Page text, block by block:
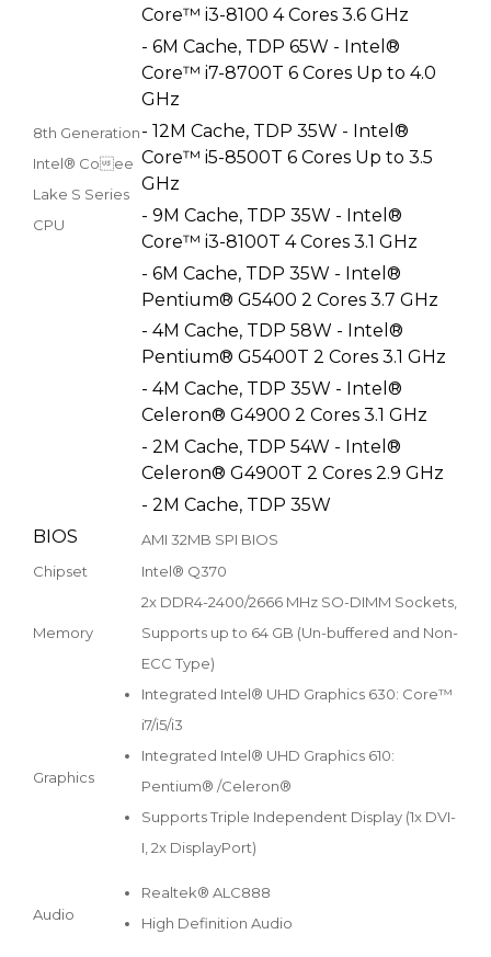
8th Generation
Intel® Coee
Lake S Series
CPU
Core™ i3-8100 4 Cores 3.6 GHz
- 6M Cache, TDP 65W - Intel®
Core™ i7-8700T 6 Cores Up to 4.0
GHz
- 12M Cache, TDP 35W - Intel®
Core™ i5-8500T 6 Cores Up to 3.5
GHz
- 9M Cache, TDP 35W - Intel®
Core™ i3-8100T 4 Cores 3.1 GHz
- 6M Cache, TDP 35W - Intel®
Pentium® G5400 2 Cores 3.7 GHz
- 4M Cache, TDP 58W - Intel®
Pentium® G5400T 2 Cores 3.1 GHz
- 4M Cache, TDP 35W - Intel®
Celeron® G4900 2 Cores 3.1 GHz
- 2M Cache, TDP 54W - Intel®
Celeron® G4900T 2 Cores 2.9 GHz
- 2M Cache, TDP 35W
BIOS
AMI 32MB SPI BIOS
Chipset
Intel® Q370
Memory
2x DDR4-2400/2666 MHz SO-DIMM Sockets,
Supports up to 64 GB (Un-buffered and Non-
ECC Type)
Graphics
Integrated Intel® UHD Graphics 630: Core™
i7/i5/i3
Integrated Intel® UHD Graphics 610:
Pentium® /Celeron®
Supports Triple Independent Display (1x DVI-
I, 2x DisplayPort)
Audio
Realtek® ALC888
High Definition Audio